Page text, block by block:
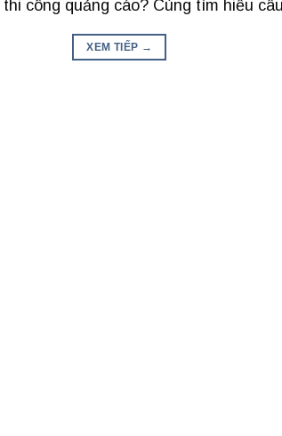
công quảng cáo? Cùng tìm hiểu
XEM TIẾP →